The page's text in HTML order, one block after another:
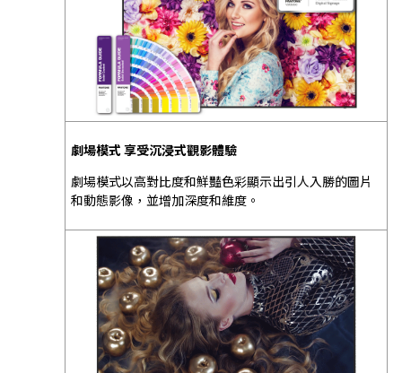
劇場模式 享受沉浸式觀影體驗
劇場模式以高對比度和鮮豔色彩顯示出引人入勝的圖片
和動態影像，並增加深度和維度。